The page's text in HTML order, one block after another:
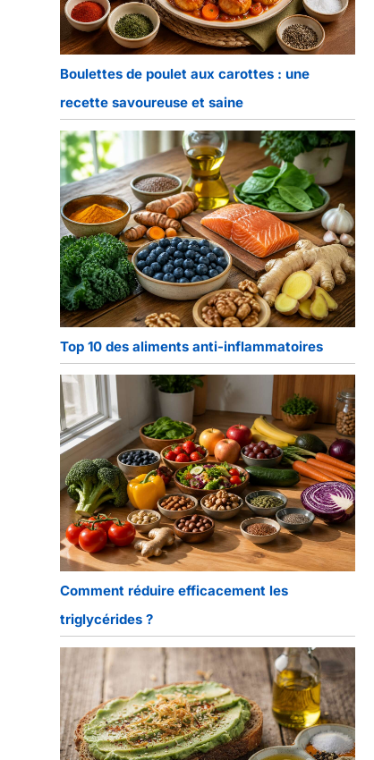
Boulettes de poulet aux carottes : une
recette savoureuse et saine
Top 10 des aliments anti-inflammatoires
Comment réduire efficacement les
triglycérides ?